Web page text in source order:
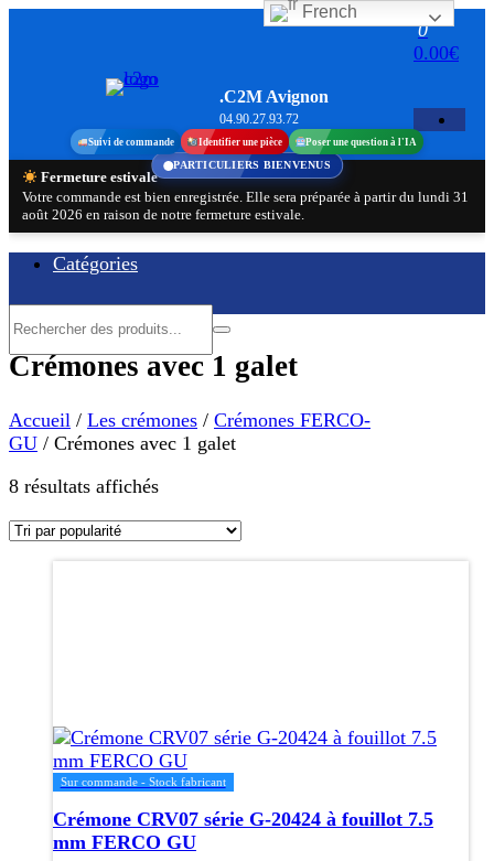
.C2M Avignon
04.90.27.93.72
0
0.00€
Suivi de commande Identifier une pièce Poser une question à l'IA
Fermeture estivale
Votre commande est bien enregistrée. Elle sera préparée à partir du lundi 31
août 2026 en raison de notre fermeture estivale.
Catégories
Crémones avec 1 galet
Accueil / Les crémones / Crémones FERCO-
GU / Crémones avec 1 galet
8 résultats affichésTrié
popularité
Sur commande - Stock fabricant
Crémone CRV07 série G-20424 à fouillot 7.5
mm FERCO GU
peuvent
être
choisies
la
page
French
PARTICULIERS BIENVENUS